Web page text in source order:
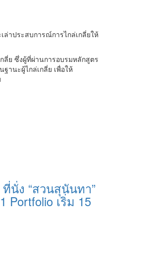
าประสบการณ์การไกล่เกลี่ยให้
ลี่ย ซึ่งผู้ที่ผ่านการอบรมหลักสูตร
านะผู้ไกล่เกลี่ย เพื่อให้
นั่ง “สวนสุนันทา”
Portfolio เริ่ม 15